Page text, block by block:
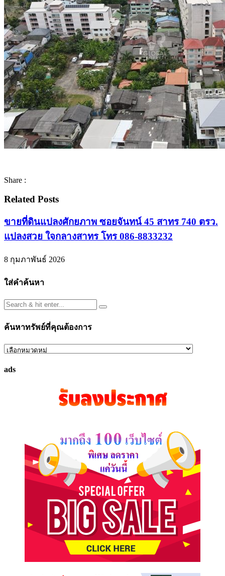
Share :
Related Posts
ขายที่ดินแปลงศักยภาพ ซอยจันทน์ 45 สาทร 740 ตรว.
แปลงสวย ใจกลางสาทร โทร 086-8833232
8 กุมภาพันธ์ 2026
ใส่คำค้นหา
ค้นหาทรัพย์ที่คุณต้องการ
ค้นหา
ที่
ads